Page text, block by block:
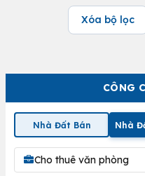
CÔNG
Nhà Đất Bán Nhà
Cho thuê văn phòng
Xóa bộ lọc